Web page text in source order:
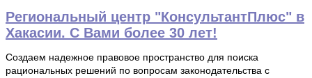
Перейти
к
содержимому
Региональный центр "КонсультантПлюс" в
Хакасии. С Вами более 30 лет!
Создаем надежное правовое пространство для поиска
рациональных решений по вопросам законодательства с